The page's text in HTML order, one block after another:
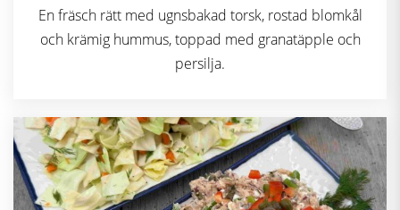
En fräsch rätt med ugnsbakad torsk, rostad blomkål
och krämig hummus, toppad med granatäpple och
persilja.